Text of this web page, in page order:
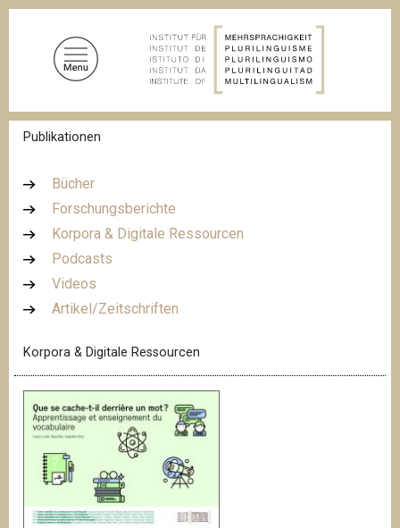
D
P
f
Publikationen
Bücher
Forschungsberichte
Korpora & Digitale Ressourcen
Podcasts
Videos
Artikel/Zeitschriften
Korpora & Digitale Ressourcen